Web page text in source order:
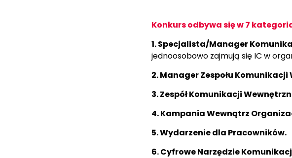
Konkurs odbywa się w 7
1. Specjalista/Manager
jednoosobowo zajmują się IC w
2. Manager Zespołu Komunikacji
3. Zespół Komunikacji
4. Kampania Wewnątrz
5. Wydarzenie dla Pracowników.
6. Cyfrowe Narzędzie